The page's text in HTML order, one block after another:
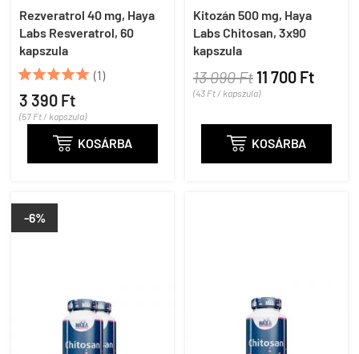
Rezveratrol 40 mg, Haya
Labs Resveratrol, 60
kapszula
 (1)
3 390 Ft
(57 Ft / kapszula)
 KOSÁRBA
Kitozán 500 mg, Haya
Labs Chitosan, 3x90
kapszula
13 090 Ft 11 700 Ft
(43 Ft / kapszula)
 KOSÁRBA
-6%